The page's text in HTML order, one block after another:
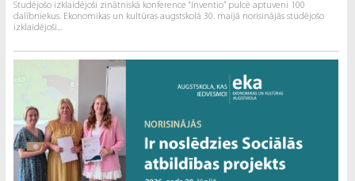
Studējošo izklaidējoši zinātniskā konference “Inventio” pulcē aptuveni 100
dalībniekus. Ekonomikas un kultūras augstskolā 30. maijā norisinājās studējošo
izklaidējoši...